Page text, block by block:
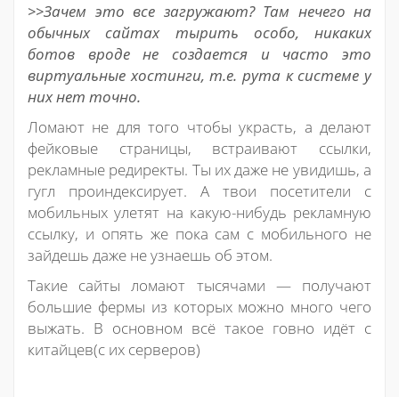
>>Зачем это все загружают? Там нечего на
обычных сайтах тырить особо, никаких
ботов вроде не создается и часто это
виртуальные хостинги, т.е. рута к системе у
них нет точно.
Ломают не для того чтобы украсть, а делают
фейковые страницы, встраивают ссылки,
рекламные редиректы. Ты их даже не увидишь, а
гугл проиндексирует. А твои посетители с
мобильных улетят на какую-нибудь рекламную
ссылку, и опять же пока сам с мобильного не
зайдешь даже не узнаешь об этом.
Такие сайты ломают тысячами — получают
большие фермы из которых можно много чего
выжать. В основном всё такое говно идёт с
китайцев(с их серверов)